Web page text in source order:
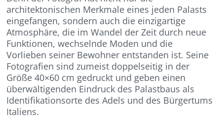
architektonischen Merkmale eines jeden Palasts
eingefangen, sondern auch die einzigartige
Atmosphäre, die im Wandel der Zeit durch neue
Funktionen, wechselnde Moden und die
Vorlieben seiner Bewohner entstanden ist. Seine
Fotografien sind zumeist doppelseitig in der
Größe 40×60 cm gedruckt und geben einen
überwältigenden Eindruck des Palastbaus als
Identifikationsorte des Adels und des Bürgertums
Italiens.